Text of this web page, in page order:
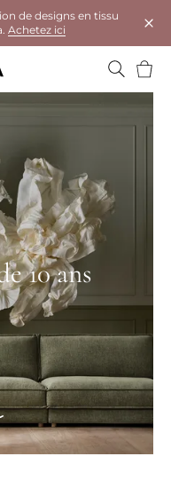
de designs en tissu
Achetez ici
10 ans